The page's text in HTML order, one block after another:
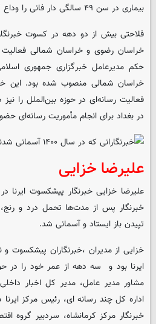
بیماری در سن ۴۹ سالگی دار فانی را وداع گفت.
فلاحتی بیش از دو دهه در کسوت خبرنگار
حکم مدیرعامل خبرگزاری جمهوری
خراسان شمالی منصوب شده بود. این
فعالیت رسانه‌ای در حوزه بین‌الملل را نیز
در بغداد برای انجام مأموریت رسانه‌ای
علیرضا خزایی
علیرضا خزایی خبرنگار پیشکسوت ایرنا
خبرنگار پس از مدت‌ها تحمل درد و
تپیدن باز ایستاد و آسمانی شد.
خزایی از مدیران ،خبرنگاران پیشکسوت
ایرنا بود و سه دهه از عمر خود را در
‌مشاور مدیر عامل، مدیر کل اخبار
اداره کل چند رسانه ای، رئیس مرکز
خبرنگار مرکز کرمانشاه، سردبیر گروه